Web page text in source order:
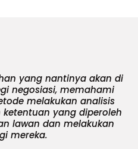
yang nantinya akan di
negosiasi, memahami
melakukan analisis
yang diperoleh
lawan dan melakukan
mereka.